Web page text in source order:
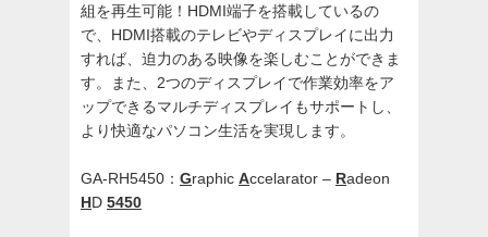
組を再生可能！HDMI端子を搭載しているの
で、HDMI搭載のテレビやディスプレイに出力
すれば、迫力のある映像を楽しむことができま
す。また、2つのディスプレイで作業効率をア
ップできるマルチディスプレイもサポートし、
より快適なパソコン生活を実現します。
GA-RH5450： Graphic Accelarator – Radeon
HD 5450